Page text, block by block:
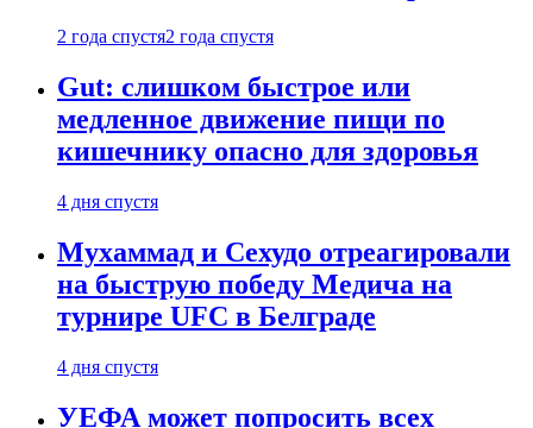
2 года спустя2 года спустя
Gut: слишком быстрое или
медленное движение пищи по
кишечнику опасно для здоровья
4 дня спустя
Мухаммад и Сехудо отреагировали
на быструю победу Медича на
турнире UFC в Белграде
4 дня спустя
УЕФА может попросить всех